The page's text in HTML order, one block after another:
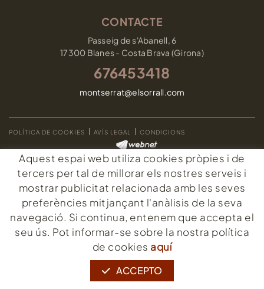
CONTACTE
Passeig de s'Abanell, 6
17300 Blanes - Costa Brava (Girona)
676453418
montserrat@elsorrall.com
POLÍTICA DE COOKIES AVÍS LEGAL CONDICIONS
Aquest espai web utiliza cookies pròpies i de
tercers per tal de millorar els nostres serveis i
mostrar publicitat relacionada amb les seves
preferències mitjançant l'anàlisis de la seva
navegació. Si continua, entenem que accepta el
seu ús. Pot informar-se sobre la nostra política
de cookies aquí
ACCEPTO